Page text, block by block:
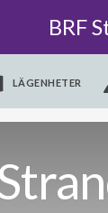
BRF
LÄGENHETER